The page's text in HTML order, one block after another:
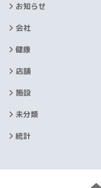
お知らせ
会社
健康
店舗
施設
未分類
統計